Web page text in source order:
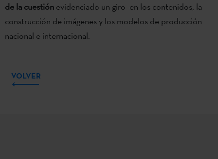
de la cuestión evidenciado un giro en los contenidos, la
construcción de imágenes y los modelos de producción
nacional e internacional.
VOLVER